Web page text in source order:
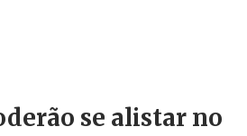
se alistar no